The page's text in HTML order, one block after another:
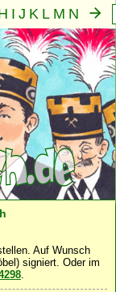
I J K L M N
·
Auf Wunsch
signiert. Oder im
.